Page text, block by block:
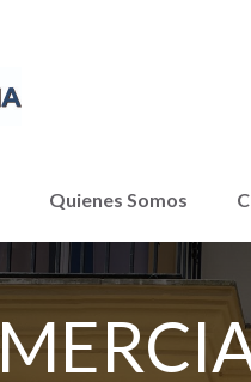
Quienes Somos